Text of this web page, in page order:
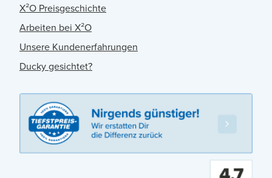
X²O Preisgeschichte
Arbeiten bei X²O
Unsere Kundenerfahrungen
Ducky gesichtet?